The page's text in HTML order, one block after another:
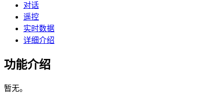
对话
遥控
实时数据
详细介绍
功能介绍
暂无。